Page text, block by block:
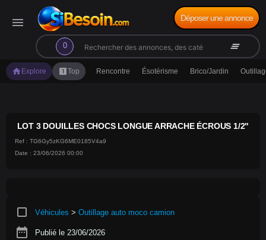
menu
0
search clear_all
Déposer une annonce
home Explore looks_oneTop Rencontre Ésotérisme Brico/Jardin
LOT 3 DOUILLES CHOCS LONGUE ARRACHE ÉCROUS 1/2"
Ref : TG6Gy5zKG6ME0185V4a9
Date : 23/06/2026 00:00
crop_square Véhicules > Outillage auto moco camion
date_range Publié le 23/06/2026